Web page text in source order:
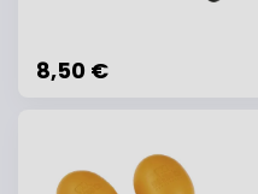
8,50 €